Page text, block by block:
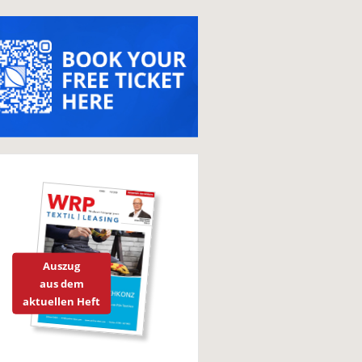
Auszug
aus dem
aktuellen Heft